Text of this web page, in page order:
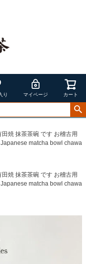
り マイページ カート
焼 抹茶茶碗 です お稽古用
matcha bowl chawa
焼 抹茶茶碗 です お稽古用
matcha bowl chawa